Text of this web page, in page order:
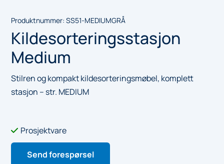
Produktnummer:SS51-MEDIUMGRÅ
Kildesorteringsstasjon
Medium
Stilren og kompakt kildesorteringsmøbel, komplett
stasjon – str. MEDIUM
 Prosjektvare
Send forespørsel